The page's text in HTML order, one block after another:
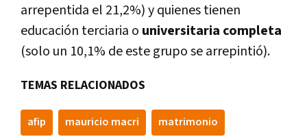
arrepentida el 21,2%) y quienes tienen
educación terciaria o universitaria completa
(solo un 10,1% de este grupo se arrepintió).
TEMAS RELACIONADOS
afip mauricio macri matrimonio